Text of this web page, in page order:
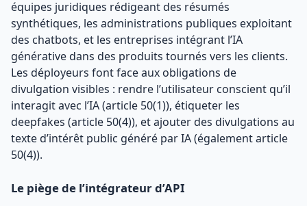
équipes juridiques rédigeant des résumés
synthétiques, les administrations publiques exploitant
des chatbots, et les entreprises intégrant l’IA
générative dans des produits tournés vers les clients.
Les déployeurs font face aux obligations de
divulgation visibles : rendre l’utilisateur conscient qu’il
interagit avec l’IA (article 50(1)), étiqueter les
deepfakes (article 50(4)), et ajouter des divulgations au
texte d’intérêt public généré par IA (également article
50(4)).
Le piège de l’intégrateur d’API